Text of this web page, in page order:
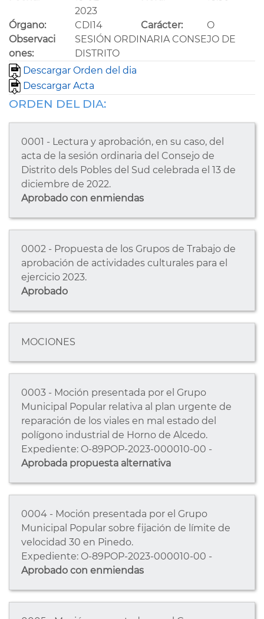
2023
Órgano: CDI14 Carácter:
O
Observaci
ones:
SESIÓN ORDINARIA CONSEJO DE
DISTRITO
Descargar Orden del dia
Descargar Acta
ORDEN DEL DIA:
0001 - Lectura y aprobación, en su caso, del
acta de la sesión ordinaria del Consejo de
Distrito dels Pobles del Sud celebrada el 13 de
diciembre de 2022.
Aprobado con enmiendas
0002 - Propuesta de los Grupos de Trabajo de
aprobación de actividades culturales para el
ejercicio 2023.
Aprobado
MOCIONES
0003 - Moción presentada por el Grupo
Municipal Popular relativa al plan urgente de
reparación de los viales en mal estado del
polígono industrial de Horno de Alcedo.
Expediente: O-89POP-2023-000010-00 -
Aprobada propuesta alternativa
0004 - Moción presentada por el Grupo
Municipal Popular sobre fijación de límite de
velocidad 30 en Pinedo.
Expediente: O-89POP-2023-000010-00 -
Aprobado con enmiendas